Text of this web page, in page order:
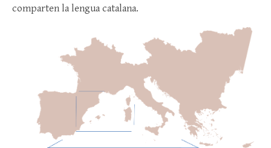
comparten la lengua catalana.